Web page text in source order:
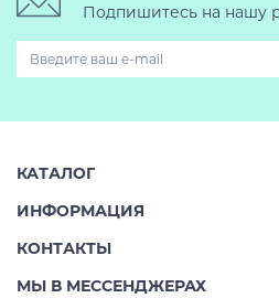
Подпишитесь на нашу
КАТАЛОГ
Багажник на крышу авто
Автобоксы
ИНФОРМАЦИЯ
Аренда
Ремонт
КОНТАКТЫ
Телефон: 8 (495) 2367486
МЫ В МЕССЕНДЖЕРАХ